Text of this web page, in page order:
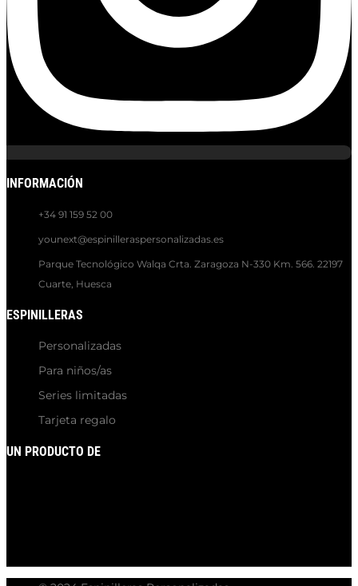
INFORMACIÓN
+34 91 159 52 00
younext@espinilleraspersonalizadas.es
Parque Tecnológico Walqa Crta. Zaragoza N-330 Km. 566. 22197
Cuarte, Huesca
ESPINILLERAS
Personalizadas
Para niños/as
Series limitadas
Tarjeta regalo
UN PRODUCTO DE